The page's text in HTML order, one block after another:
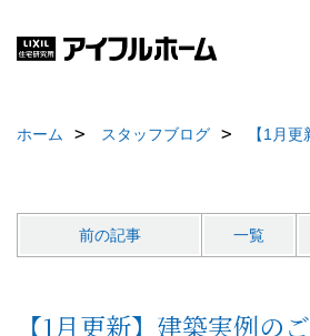
ホーム スタッフブログ 【1月
前の記事 一覧
【1月更新】建築実例の